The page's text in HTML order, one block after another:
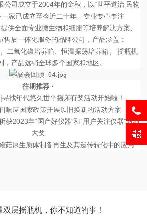
公司成立于2004年的金秋，以“世平道治 民物
家已成立至今近二十年、专业专心专注
供全面专业微生物和细胞等培养解决方案、
售后一体化服务的品牌公司，产品涵盖：
二氧化碳培养箱、恒温振荡培养箱、 摇瓶机
，产品远销全球多个国家和地区。
往期推荐 ·
找年代悠久世平摇床有奖活动开始啦！
|响应国家政策开展以旧换新的活动方案
获2023年“国产好仪器"和“用户关注仪器"两项
大奖
菇原生质体制备再生及其遗传转化中的应用
双层摇瓶机，你不知道的事！